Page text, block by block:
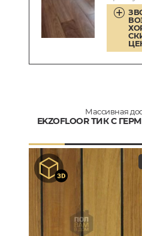
Массивная
EKZOFLOOR ТИК С